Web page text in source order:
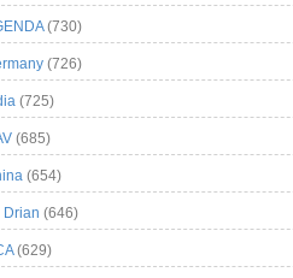
(730)
(726)
(725)
(685)
(654)
Drian (646)
(629)